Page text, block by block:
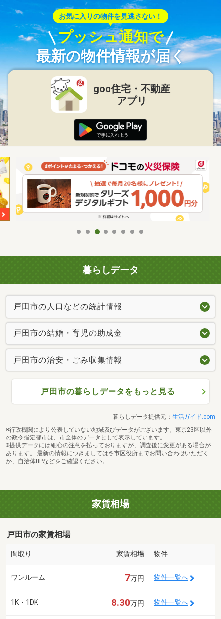
お気に入りの物件を見逃さない！
プッシュ通知で
最新の物件情報が届く
goo住宅・不動産
アプリ
暮らしデータ
戸田市の人口などの統計情報
戸田市の結婚・育児の助成金
戸田市の治安・ごみ収集情報
戸田市の暮らしデータをもっと見る
暮らしデータ提供元： 生活ガイド.com
※行政機関により公表していない地域及びデータがございます。東京23区以外
の政令指定都市は、市全体のデータとして表示しています。
※提供データには細心の注意を払っておりますが、調査後に変更がある場合が
あります。 最新の情報につきましては各市区役所までお問い合わせいただく
か、自治体HPなどをご確認ください。
家賃相場
戸田市の家賃相場
間取り 家賃相場 物件
ワンルーム 7万円 物件一覧へ
1K・1DK 8.30万円 物件一覧へ